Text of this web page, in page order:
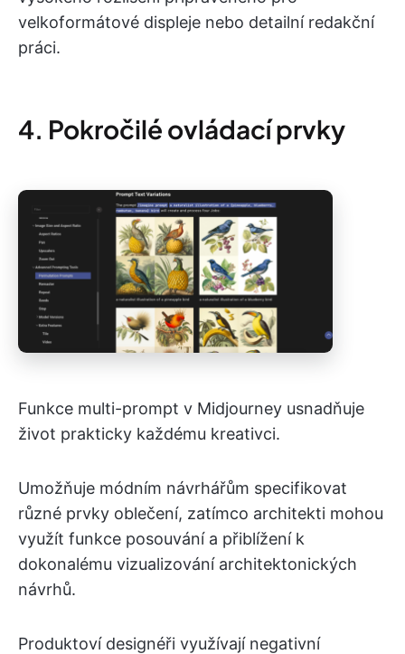
velkoformátové displeje nebo detailní redakční
práci.
4. Pokročilé ovládací prvky
Funkce multi-prompt v Midjourney usnadňuje
život prakticky každému kreativci.
Umožňuje módním návrhářům specifikovat
různé prvky oblečení, zatímco architekti mohou
využít funkce posouvání a přiblížení k
dokonalému vizualizování architektonických
návrhů.
Produktoví designéři využívají negativní